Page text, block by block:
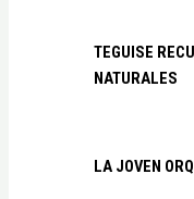
TEGUISE
NATURALES
LA JOVEN